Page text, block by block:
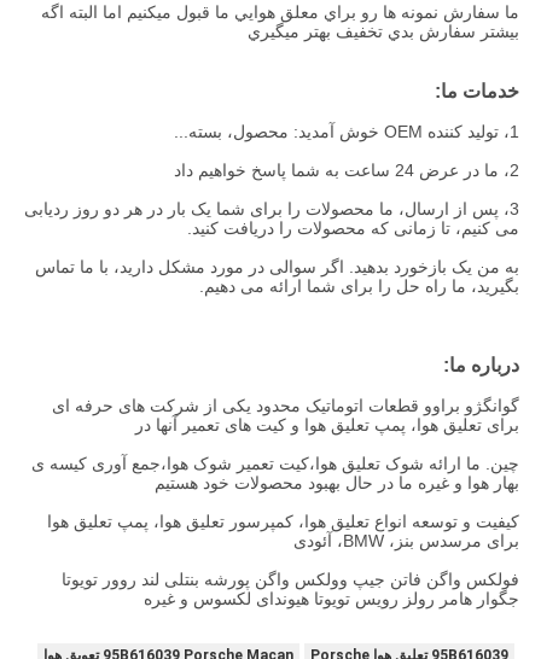
ما سفارش نمونه ها رو براي معلق هوايي ما قبول ميکنيم اما البته اگه
بيشتر سفارش بدي تخفيف بهتر ميگيري
خدمات ما:
1، توليد کننده OEM خوش آمديد: محصول، بسته...
2، ما در عرض 24 ساعت به شما پاسخ خواهیم داد
3، پس از ارسال، ما محصولات را برای شما یک بار در هر دو روز ردیابی
می کنیم، تا زمانی که محصولات را دریافت کنید.
به من یک بازخورد بدهید. اگر سوالی در مورد مشکل دارید، با ما تماس
بگیرید، ما راه حل را برای شما ارائه می دهیم.
درباره ما:
گوانگژو براوو قطعات اتوماتیک محدود یکی از شرکت های حرفه ای
برای تعلیق هوا، پمپ تعلیق هوا و کیت های تعمیر آنها در
چین. ما ارائه شوک تعلیق هوا،کیت تعمیر شوک هوا،جمع آوری کیسه ی
بهار هوا و غیره ما در حال بهبود محصولات خود هستیم
کیفیت و توسعه انواع تعلیق هوا، کمپرسور تعلیق هوا، پمپ تعلیق هوا
برای مرسدس بنز، BMW، آئودی
فولکس واگن فاتن جیپ وولکس واگن پورشه بنتلی لند روور تویوتا
جگوار هامر رولز رویس تویوتا هیوندای لکسوس و غیره
95B616039 تعلیق هوا Porsche
95B616039 Porsche Macan تعویق هوا